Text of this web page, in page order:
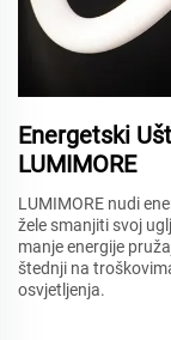
Energetski
LUMIMORE
LUMIMORE nudi
žele smanjiti svoj
manje energije
štednji na
osvjetljenja.